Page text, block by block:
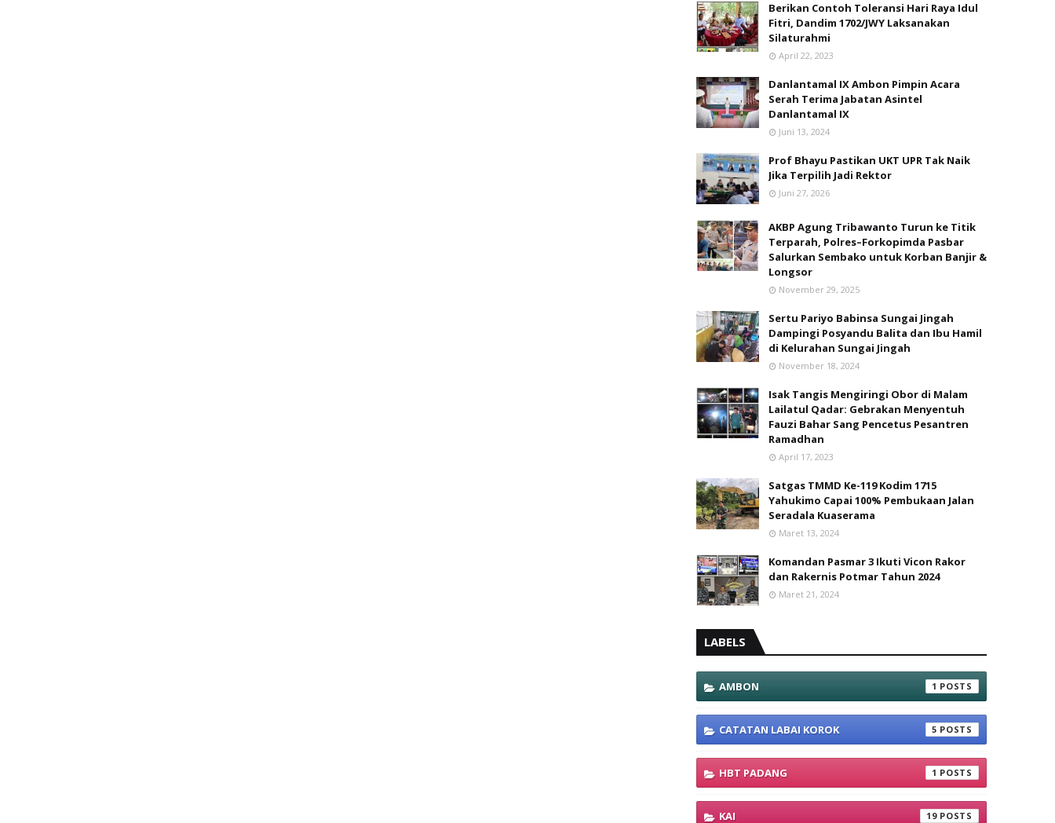
Berikan Contoh Toleransi Hari Raya Idul
Fitri, Dandim 1702/JWY Laksanakan
Silaturahmi
April 22, 2023
Danlantamal IX Ambon Pimpin Acara
Serah Terima Jabatan Asintel
Danlantamal IX
Juni 13, 2024
Prof Bhayu Pastikan UKT UPR Tak Naik
Jika Terpilih Jadi Rektor
Juni 27, 2026
AKBP Agung Tribawanto Turun ke Titik
Terparah, Polres–Forkopimda Pasbar
Salurkan Sembako untuk Korban Banjir &
Longsor
November 29, 2025
Sertu Pariyo Babinsa Sungai Jingah
Dampingi Posyandu Balita dan Ibu Hamil
di Kelurahan Sungai Jingah
November 18, 2024
Isak Tangis Mengiringi Obor di Malam
Lailatul Qadar: Gebrakan Menyentuh
Fauzi Bahar Sang Pencetus Pesantren
Ramadhan
April 17, 2023
Satgas TMMD Ke-119 Kodim 1715
Yahukimo Capai 100% Pembukaan Jalan
Seradala Kuaserama
Maret 13, 2024
Komandan Pasmar 3 Ikuti Vicon Rakor
dan Rakernis Potmar Tahun 2024
Maret 21, 2024
LABELS
AMBON 1
CATATAN LABAI KOROK 5
HBT PADANG 1
KAI 19